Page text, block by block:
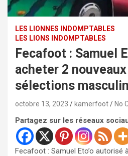
LES LIONNES INDOMPTABLES
LES LIONS INDOMPTABLES
Fecafoot : Samuel
acheter 2
sélections
octobre 13, 2023 kamerfoot No
Partagez sur les réseaux
Fecafoot : Samuel Eto’o autorisé